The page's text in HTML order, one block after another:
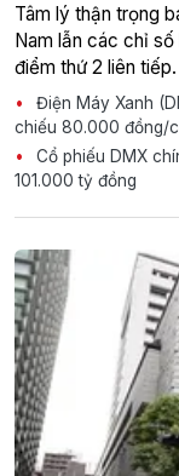
Tâm lý thận trọng
Nam lẫn các chỉ
điểm thứ 2 liên tiếp.
Điện Máy Xanh
chiếu 80.000 đồng/
Cổ phiếu DMX
101.000 tỷ đồng